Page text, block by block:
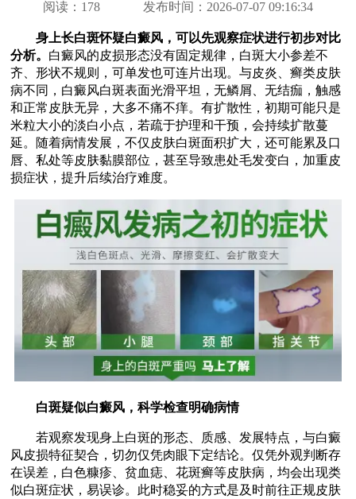
阅读： 178 发布时间：2026-07-07 09:16:34
身上长白斑怀疑白癜风，可以先观察症状进行初步对比
分析。 白癜风的皮损形态没有固定规律，白斑大小参差不
齐、形状不规则，可单发也可连片出现。与皮炎、癣类皮肤
病不同，白癜风白斑表面光滑平坦，无鳞屑、无结痂，触感
和正常皮肤无异，大多不痛不痒。有扩散性，初期可能只是
米粒大小的淡白小点，若疏于护理和干预，会持续扩散蔓
延。随着病情发展，不仅皮肤白斑面积扩大，还可能累及口
唇、私处等皮肤黏膜部位，甚至导致患处毛发变白，加重皮
损症状，提升后续治疗难度。
白斑疑似白癜风，科学检查明确病情
若观察发现身上白斑的形态、质感、发展特点，与白癜
风皮损特征契合，切勿仅凭肉眼下定结论。仅凭外观判断存
在误差，白色糠疹、贫血痣、花斑癣等皮肤病，均会出现类
似白斑症状，易误诊。此时稳妥的方式是及时前往正规皮肤